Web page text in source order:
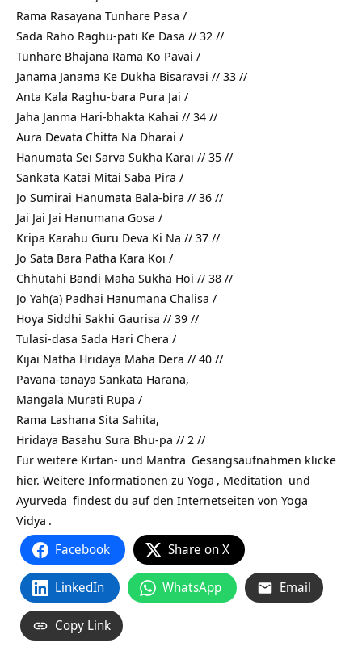
Rama Rasayana Tunhare Pasa /
Sada Raho Raghu-pati Ke Dasa // 32 //
Tunhare Bhajana Rama Ko Pavai /
Janama Janama Ke Dukha Bisaravai // 33 //
Anta Kala Raghu-bara Pura Jai /
Jaha Janma Hari-bhakta Kahai // 34 //
Aura Devata Chitta Na Dharai /
Hanumata Sei Sarva Sukha Karai // 35 //
Sankata Katai Mitai Saba Pira /
Jo Sumirai Hanumata Bala-bira // 36 //
Jai Jai Jai Hanumana Gosa /
Kripa Karahu Guru Deva Ki Na // 37 //
Jo Sata Bara Patha Kara Koi /
Chhutahi Bandi Maha Sukha Hoi // 38 //
Jo Yah(a) Padhai Hanumana Chalisa /
Hoya Siddhi Sakhi Gaurisa // 39 //
Tulasi-dasa Sada Hari Chera /
Kijai Natha Hridaya Maha Dera // 40 //
Pavana-tanaya Sankata Harana,
Mangala Murati Rupa /
Rama Lashana Sita Sahita,
Hridaya Basahu Sura Bhu-pa // 2 //
Für weitere Kirtan- und Mantra Gesangsaufnahmen klicke
hier. Weitere Informationen zu Yoga , Meditation und
Ayurveda findest du auf den Internetseiten von Yoga
Vidya .
Facebook Share on X
LinkedIn WhatsApp Email
Copy Link